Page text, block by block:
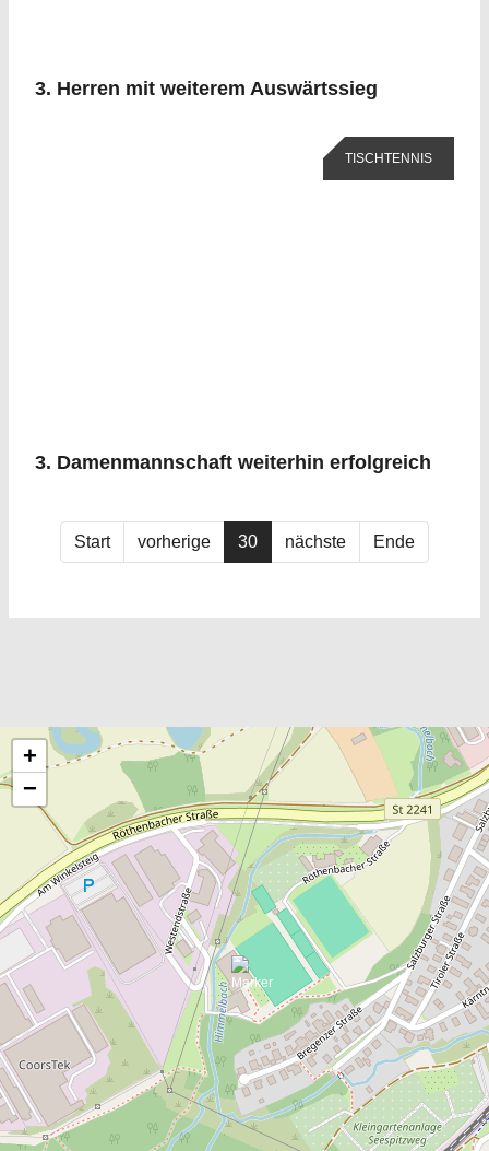
3. Herren mit weiterem Auswärtssieg
TISCHTENNIS
3. Damenmannschaft weiterhin erfolgreich
Start vorherige 30 nächste Ende
+
−